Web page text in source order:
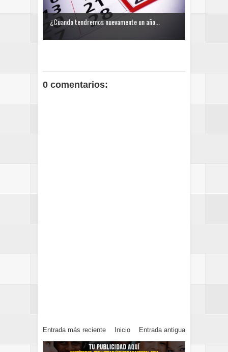
¿Cuando tendremos nuevamente un año...
0 comentarios:
Entrada más reciente Entrada antigua
Inicio